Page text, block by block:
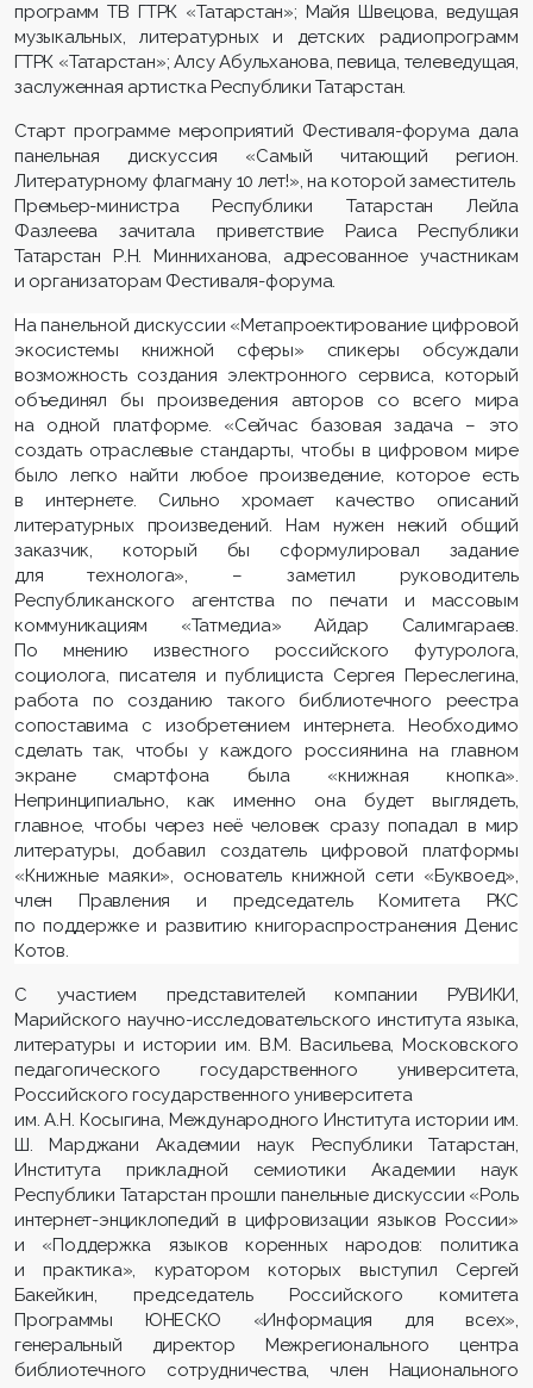
программ ТВ ГТРК «Татарстан»; Майя Швецова, ведущая
музыкальных, литературных и детских радиопрограмм
ГТРК «Татарстан»; Алсу Абульханова, певица, телеведущая,
заслуженная артистка Республики Татарстан.
Старт программе мероприятий Фестиваля-форума дала
панельная дискуссия «Самый читающий регион.
Литературному флагману 10 лет!», на которой заместитель
Премьер-министра Республики Татарстан Лейла
Фазлеева зачитала приветствие Раиса Республики
Татарстан Р.Н. Минниханова, адресованное участникам
и организаторам Фестиваля-форума.
На панельной дискуссии «Метапроектирование цифровой
экосистемы книжной сферы» спикеры обсуждали
возможность создания электронного сервиса, который
объединял бы произведения авторов со всего мира
на одной платформе. «Сейчас базовая задача – это
создать отраслевые стандарты, чтобы в цифровом мире
было легко найти любое произведение, которое есть
в интернете. Сильно хромает качество описаний
литературных произведений. Нам нужен некий общий
заказчик, который бы сформулировал задание
для технолога», – заметил руководитель
Республиканского агентства по печати и массовым
коммуникациям «Татмедиа» Айдар Салимгараев.
По мнению известного российского футуролога,
социолога, писателя и публициста Сергея Переслегина,
работа по созданию такого библиотечного реестра
сопоставима с изобретением интернета. Необходимо
сделать так, чтобы у каждого россиянина на главном
экране смартфона была «книжная кнопка».
Непринципиально, как именно она будет выглядеть,
главное, чтобы через неё человек сразу попадал в мир
литературы, добавил создатель цифровой платформы
«Книжные маяки», основатель книжной сети «Буквоед»,
член Правления и председатель Комитета РКС
по поддержке и развитию книгораспространения Денис
Котов.
С участием представителей компании РУВИКИ,
Марийского научно-исследовательского института языка,
литературы и истории им. В.М. Васильева, Московского
педагогического государственного университета,
Российского государственного университета
им. А.Н. Косыгина, Международного Института истории им.
Ш. Марджани Академии наук Республики Татарстан,
Института прикладной семиотики Академии наук
Республики Татарстан прошли панельные дискуссии «Роль
интернет-энциклопедий в цифровизации языков России»
и «Поддержка языков коренных народов: политика
и практика», куратором которых выступил Сергей
Бакейкин, председатель Российского комитета
Программы ЮНЕСКО «Информация для всех»,
генеральный директор Межрегионального центра
библиотечного сотрудничества, член Национального